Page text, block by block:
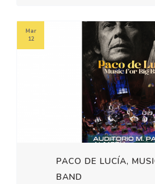
PACO DE LUCÍA,
BAND
Mar
12